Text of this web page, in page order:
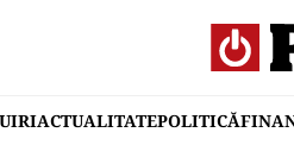
ACTUALITATEPOLITICĂ